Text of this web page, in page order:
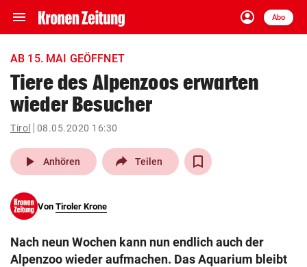
menu Navigation
ein-/ausklappen
account_circle
Anmelden
Abo
close Schließen
account_circle Anmelden
pin_drop
Wien arrow_right
search
eingeben
AB 15. MAI GEÖFFNET
Tiere des Alpenzoos erwarten
wieder Besucher
Tirol 08.05.2020 16:30
play_arrow Anhören Teilen
Von Tiroler Krone
Nach neun Wochen kann nun endlich auch der
Alpenzoo wieder aufmachen. Das Aquarium bleibt